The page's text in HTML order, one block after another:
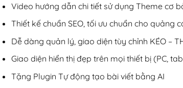
Video hướng dẫn chi tiết sử dụng Theme cơ
Thiết kế chuẩn SEO, tối ưu chuẩn cho quảng
Dễ dàng quản lý, giao diện tùy chỉnh KÉO –
Giao diện hiển thị đẹp trên mọi thiết bị (PC,
Tặng Plugin Tự động tạo bài viết bằng AI